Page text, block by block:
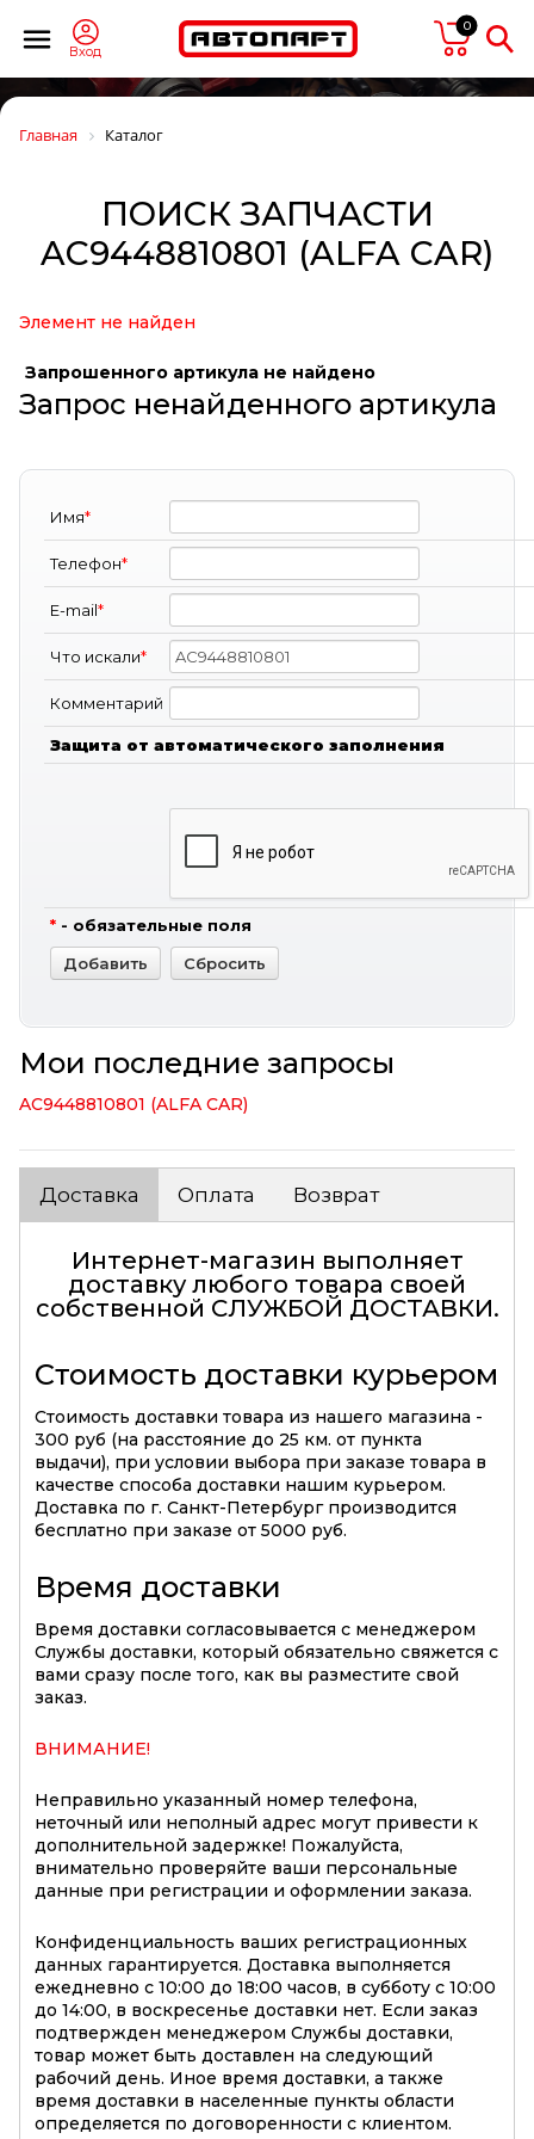
Вход
0
Главная Каталог
ПОИСК ЗАПЧАСТИ
AC9448810801 (ALFA CAR)
Элемент не найден
Запрошенного артикула не найдено
Запрос ненайденного артикула
Имя*
Телефон*
E-mail*
Что искали*
Комментарий
Защита от автоматического заполнения
* - обязательные поля
Мои последние запросы
AC9448810801 (ALFA CAR)
Доставка Оплата Возврат
Интернет-магазин выполняет
доставку любого товара своей
собственной СЛУЖБОЙ ДОСТАВКИ.
Стоимость доставки курьером
Стоимость доставки товара из нашего магазина -
300 руб (на расстояние до 25 км. от пункта
выдачи), при условии выбора при заказе товара в
качестве способа доставки нашим курьером.
Доставка по г. Санкт-Петербург производится
бесплатно при заказе от 5000 руб.
Время доставки
Время доставки согласовывается с менеджером
Службы доставки, который обязательно свяжется с
вами сразу после того, как вы разместите свой
заказ.
ВНИМАНИЕ!
Неправильно указанный номер телефона,
неточный или неполный адрес могут привести к
дополнительной задержке! Пожалуйста,
внимательно проверяйте ваши персональные
данные при регистрации и оформлении заказа.
Конфиденциальность ваших регистрационных
данных гарантируется. Доставка выполняется
ежедневно с 10:00 до 18:00 часов, в субботу с 10:00
до 14:00, в воскресенье доставки нет. Если заказ
подтвержден менеджером Службы доставки,
товар может быть доставлен на следующий
рабочий день. Иное время доставки, а также
время доставки в населенные пункты области
определяется по договоренности с клиентом.